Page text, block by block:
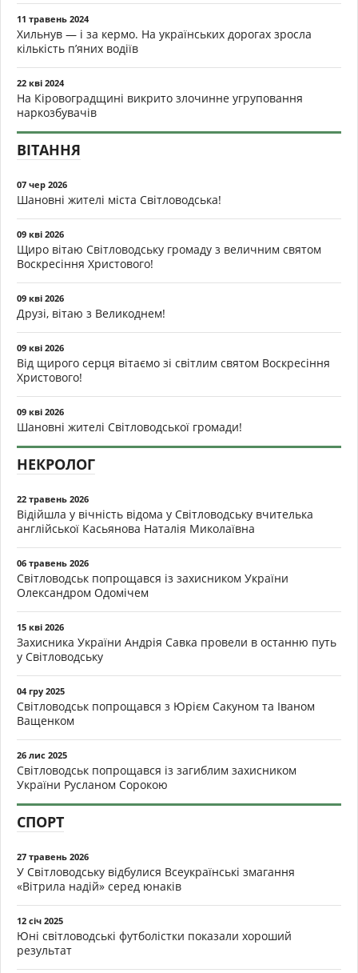
11 травень 2024
Хильнув — і за кермо. На українських дорогах зросла
кількість п’яних водіїв
22 кві 2024
На Кіровоградщині викрито злочинне угруповання
наркозбувачів
ВІТАННЯ
07 чер 2026
Шановні жителі міста Світловодська!
09 кві 2026
Щиро вітаю Світловодську громаду з величним святом
Воскресіння Христового!
09 кві 2026
Друзі, вітаю з Великоднем!
09 кві 2026
Від щирого серця вітаємо зі світлим святом Воскресіння
Христового!
09 кві 2026
Шановні жителі Світловодської громади!
НЕКРОЛОГ
22 травень 2026
Відійшла у вічність відома у Світловодську вчителька
англійської Касьянова Наталія Миколаївна
06 травень 2026
Світловодськ попрощався із захисником України
Олександром Одомічем
15 кві 2026
Захисника України Андрія Савка провели в останню путь
у Світловодську
04 гру 2025
Світловодськ попрощався з Юрієм Сакуном та Іваном
Ващенком
26 лис 2025
Світловодськ попрощався із загиблим захисником
України Русланом Сорокою
СПОРТ
27 травень 2026
У Світловодську відбулися Всеукраїнські змагання
«Вітрила надій» серед юнаків
12 січ 2025
Юні світловодські футболістки показали хороший
результат